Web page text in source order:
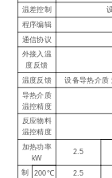
温差控制
程序编辑
通信协议
外接入温
度反馈
温度反馈
设备导热介质
导热介质
温控精度
反应物料
温控精度
加热功率
kW
2.5
制 200℃ 2.5